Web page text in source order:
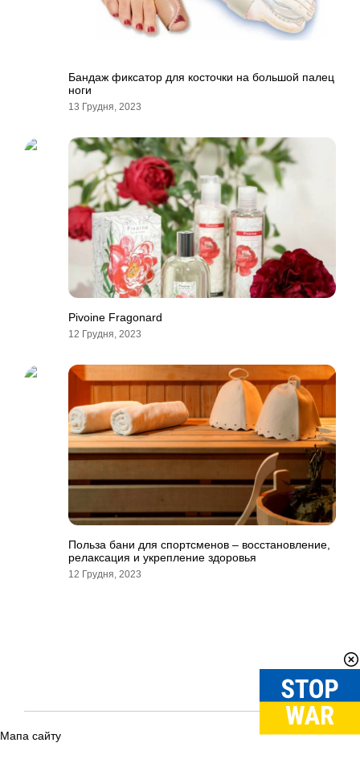
Бандаж фиксатор для косточки на большой палец
ноги
13 Грудня, 2023
Pivoine Fragonard
12 Грудня, 2023
Польза бани для спортсменов – восстановление,
релаксация и укрепление здоровья
12 Грудня, 2023
Мапа сайту